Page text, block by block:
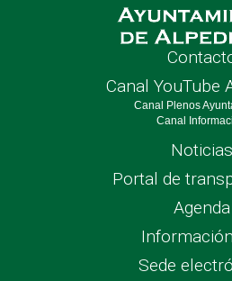
Canal YouTube
Canal Plenos
Canal
Noticias
Portal de
Agenda
Sede